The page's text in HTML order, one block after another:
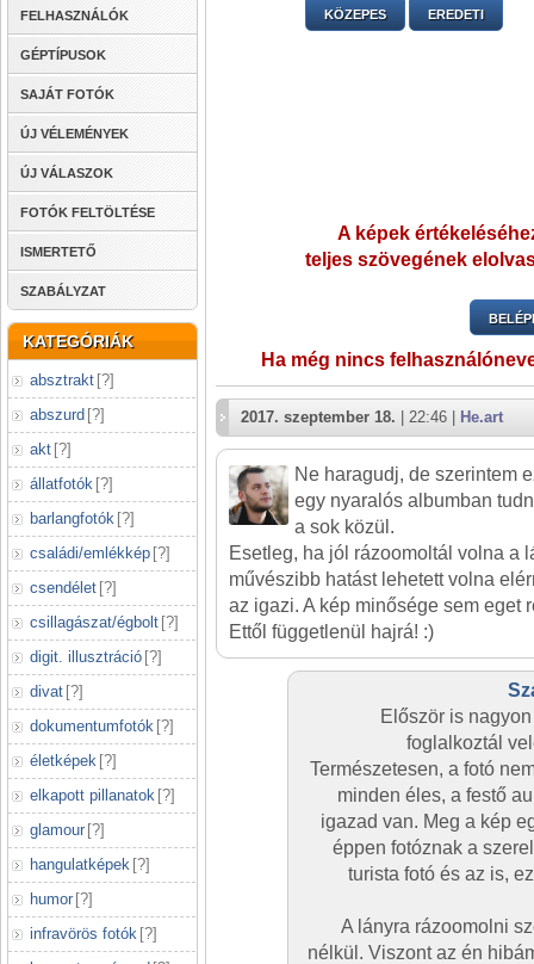
FELHASZNÁLÓK
GÉPTÍPUSOK
SAJÁT FOTÓK
ÚJ VÉLEMÉNYEK
ÚJ VÁLASZOK
FOTÓK FELTÖLTÉSE
ISMERTETŐ
SZABÁLYZAT
KATEGÓRIÁK
absztrakt [?]
abszurd [?]
akt [?]
állatfotók [?]
barlangfotók [?]
családi/emlékkép [?]
csendélet [?]
csillagászat/égbolt [?]
digit. illusztráció [?]
divat [?]
dokumentumfotók [?]
életképek [?]
elkapott pillanatok [?]
glamour [?]
hangulatképek [?]
humor [?]
infravörös fotók [?]
KÖZEPES EREDETI
A képek
teljes szövegének
Ha még nincs
2017. szeptember 18. | 22:46 | He.art
Ne haragudj, de szerintem
egy nyaralós albumban
a sok közül.
Esetleg, ha jól rázoomoltál volna a
művészibb hatást lehetett volna
az igazi. A kép minősége sem eget
Ettől függetlenül hajrá! :)
Először is
foglalkoztál
Természetesen, a fotó
minden éles, a festő
igazad van. Meg a kép
éppen fotóznak a
turista fotó és az is,
A lányra rázoomolni
nélkül. Viszont az én